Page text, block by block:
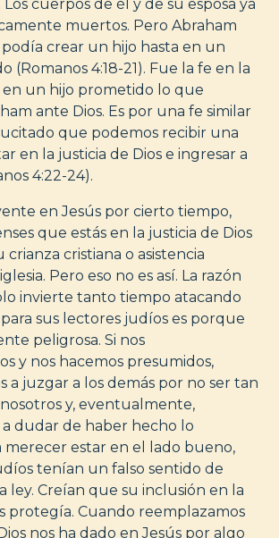
cuerpos de él y de su esposa ya
muertos. Pero Abraham
crear un hijo hasta en un
(Romanos 4:18-21). Fue la fe en la
un hijo prometido lo que
ante Dios. Es por una fe similar
que podemos recibir una
en la justicia de Dios e ingresar a
4:22-24).
en Jesús por cierto tiempo,
que estás en la justicia de Dios
cristiana o asistencia
Pero eso no es así. La razón
invierte tanto tiempo atacando
sus lectores judíos es porque
peligrosa. Si nos
y nos hacemos presumidos,
a juzgar a los demás por no ser tan
y, eventualmente,
dudar de haber hecho lo
merecer estar en el lado bueno,
tenían un falso sentido de
ley. Creían que su inclusión en la
protegía. Cuando reemplazamos
nos ha dado en Jesús por algo